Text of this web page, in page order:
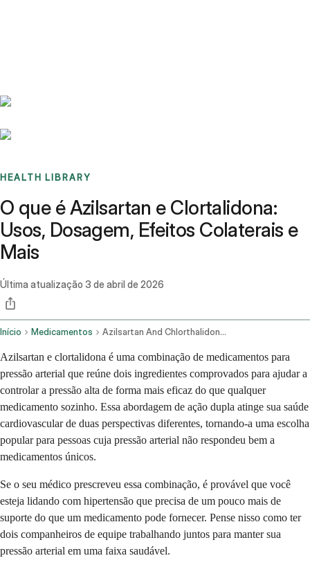
HEALTH LIBRARY
O que é Azilsartan e Clortalidona:
Usos, Dosagem, Efeitos Colaterais e
Mais
Última atualização 3 de abril de 2026
Início Medicamentos Azilsartan And Chlorthalidone Oral Route
Azilsartan e clortalidona é uma combinação de medicamentos para
pressão arterial que reúne dois ingredientes comprovados para ajudar a
controlar a pressão alta de forma mais eficaz do que qualquer
medicamento sozinho. Essa abordagem de ação dupla atinge sua saúde
cardiovascular de duas perspectivas diferentes, tornando-a uma escolha
popular para pessoas cuja pressão arterial não respondeu bem a
medicamentos únicos.
Se o seu médico prescreveu essa combinação, é provável que você
esteja lidando com hipertensão que precisa de um pouco mais de
suporte do que um medicamento pode fornecer. Pense nisso como ter
dois companheiros de equipe trabalhando juntos para manter sua
pressão arterial em uma faixa saudável.